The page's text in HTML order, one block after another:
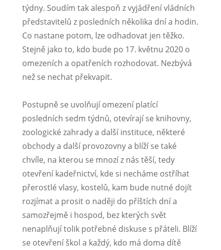
týdny. Soudím tak alespoň z vyjádření vládních
představitelů z posledních několika dní a hodin.
Co nastane potom, lze odhadovat jen těžko.
Stejně jako to, kdo bude po 17. květnu 2020 o
omezeních a opatřeních rozhodovat. Nezbývá
než se nechat překvapit.
Postupně se uvolňují omezení platící
posledních sedm týdnů, otevírají se knihovny,
zoologické zahrady a další instituce, některé
obchody a další provozovny a blíží se také
chvíle, na kterou se mnozí z nás těší, tedy
otevření kadeřnictví, kde si necháme ostříhat
přerostlé vlasy, kostelů, kam bude nutné dojít
rozjímat a prosit o naději do příštích dní a
samozřejmě i hospod, bez kterých svět
nenaplňují tolik potřebné diskuse s přáteli. Blíží
se otevření škol a každý, kdo má doma dítě